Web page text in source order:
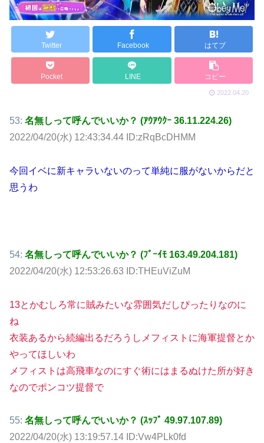
Twitter Facebook はてブ
Pocket LINE コピー
2022.04.20
53: 名無しって呼んでいいか？ (ｱｳｱｳｸｰ 36.11.224.26)
2022/04/20(水) 12:43:34.44 ID:zRqBcDHMM
今回イベに新キャラいないのって単純に服がないからだと
思うわ
54: 名無しって呼んでいいか？ (ﾌﾞｰｲﾓ 163.49.204.181)
2022/04/20(水) 12:53:26.63 ID:THEuViZuM
13とかむしろ常に賊みたいな雰囲気だしぴったりなのに
ね
衣装あるから続編出るだろうしメフィストに海軍提督とか
やってほしいわ
メフィストは高飛車なのにすぐ術にはまるぬけた所が好き
なのでポンコツ提督で
55: 名無しって呼んでいいか？ (ｽｯﾌﾟ 49.97.107.89)
2022/04/20(水) 13:19:57.14 ID:Vw4PLk0fd